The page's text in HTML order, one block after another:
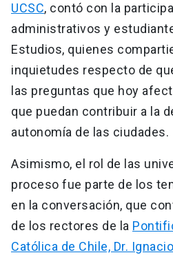
UCSC, contó con la
administrativos y
Estudios, quienes
inquietudes respecto de
las preguntas que hoy
que puedan contribuir a la
autonomía de las ciudades.
Asimismo, el rol de las
proceso fue parte de los
en la conversación, que
de los rectores de la
Católica de Chile, Dr.